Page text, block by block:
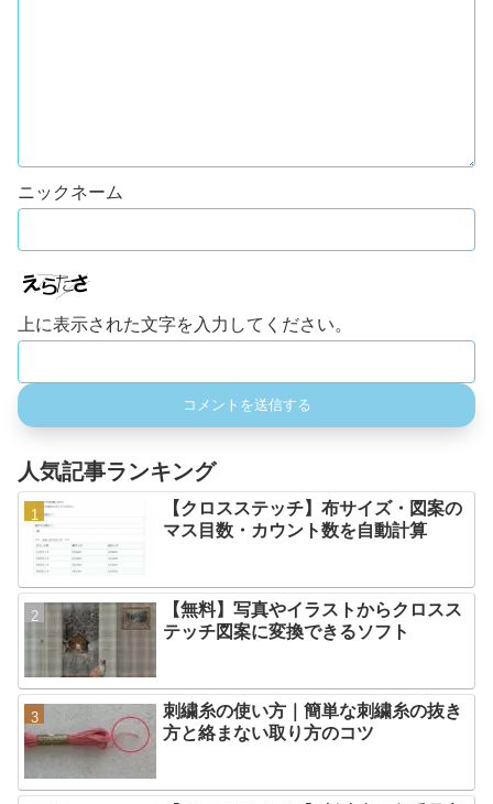
上に表示された文字を入力してください。
人気記事ランキング
【クロスステッチ】布サイズ・図案の
マス目数・カウント数を自動計算
【無料】写真やイラストからクロスス
テッチ図案に変換できるソフト
刺繍糸の使い方｜簡単な刺繍糸の抜き
方と絡まない取り方のコツ